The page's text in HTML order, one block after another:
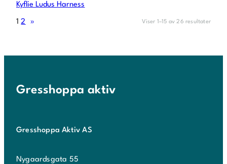
Kyflie Ludus Harness
1 2 » Viser 1–15 av 26 resultater
Gresshoppa aktiv
Gresshoppa Aktiv AS
Nygaardsgata 55